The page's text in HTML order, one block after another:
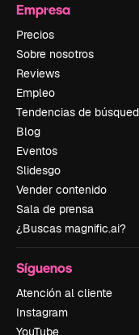
Empresa
Precios
Sobre nosotros
Reviews
Empleo
Tendencias de
Blog
Eventos
Slidesgo
Vender contenido
Sala de prensa
¿Buscas magnific.ai?
Síguenos
Atención al cliente
Instagram
YouTube